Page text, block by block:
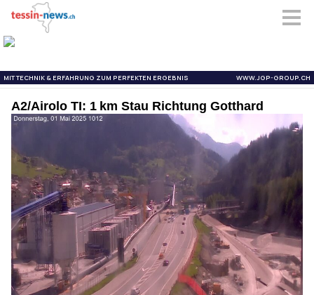
A2/Airolo TI: 1 km Stau Richtung Gotthard